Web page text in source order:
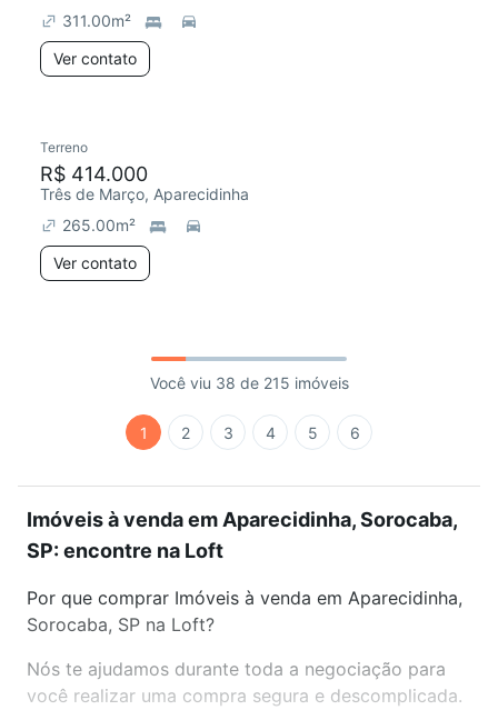
311.00m²
Ver contato
Terreno
R$ 414.000
Três de Março, Aparecidinha
265.00m²
Ver contato
Você viu 38 de 215 imóveis
1 2 3 4 5 6
Imóveis à venda em Aparecidinha, Sorocaba,
SP: encontre na Loft
Por que comprar Imóveis à venda em Aparecidinha,
Sorocaba, SP na Loft?
Nós te ajudamos durante toda a negociação para
você realizar uma compra segura e descomplicada.